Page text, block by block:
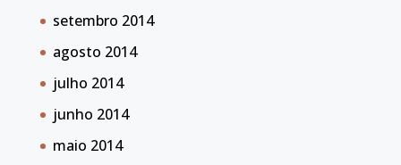
setembro 2014
agosto 2014
julho 2014
junho 2014
maio 2014